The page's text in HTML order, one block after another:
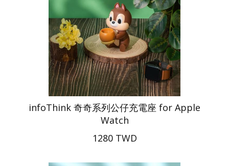
infoThink 奇奇系列公仔充電座 for Apple
Watch
1280 TWD